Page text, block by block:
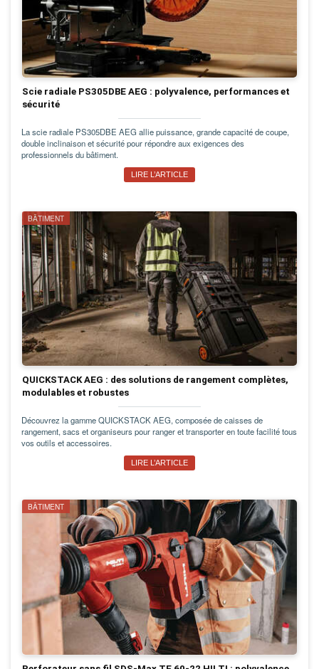
Scie radiale PS305DBE AEG : polyvalence, performances et
sécurité
La scie radiale PS305DBE AEG allie puissance, grande capacité de coupe,
double inclinaison et sécurité pour répondre aux exigences des
professionnels du bâtiment.
LIRE L’ARTICLE
BÂTIMENT
QUICKSTACK AEG : des solutions de rangement complètes,
modulables et robustes
Découvrez la gamme QUICKSTACK AEG, composée de caisses de
rangement, sacs et organiseurs pour ranger et transporter en toute facilité tous
vos outils et accessoires.
LIRE L’ARTICLE
BÂTIMENT